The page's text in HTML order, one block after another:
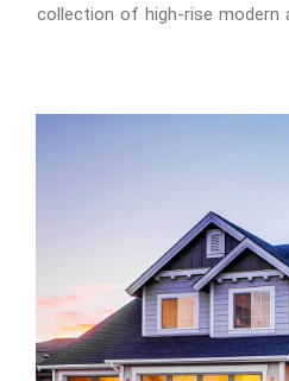
collection of high-rise modern